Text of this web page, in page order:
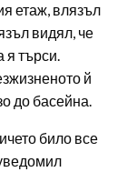
етаж, влязъл
видял, че
я търси.
й
до басейна.
било все